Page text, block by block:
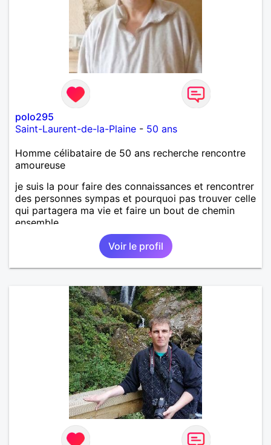
polo295
Saint-Laurent-de-la-Plaine - 50 ans
Homme célibataire de 50 ans recherche rencontre
amoureuse
je suis la pour faire des connaissances et rencontrer
des personnes sympas et pourquoi pas trouver celle
qui partagera ma vie et faire un bout de chemin
ensemble
Voir le profil